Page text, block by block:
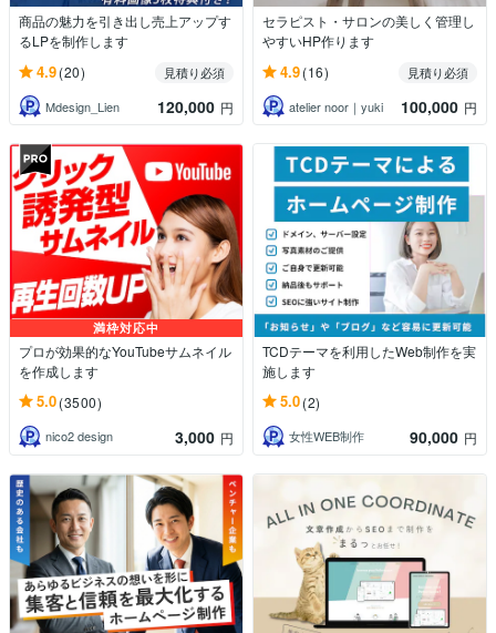
商品の魅力を引き出し売上アップす
るLPを制作します
4.9(20)
見積り必須
Mdesign_Lien
120,000 円
セラピスト・サロンの美しく管理し
やすいHP作ります
4.9(16)
見積り必須
atelier noor｜yuki
100,000 円
満枠対応中
プロが効果的なYouTubeサムネイル
を作成します
5.0(3500)
nico2 design 3,000 円
TCDテーマを利用したWeb制作を実
施します
5.0(2)
女性WEB制作 90,000 円